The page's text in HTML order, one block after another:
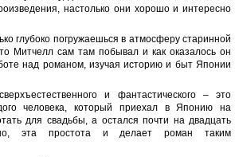
настолько они хорошо и интересно
глубоко погружаешься в атмосферу старинной
Митчелл сам там побывал и как оказалось он
над романом, изучая историю и быт Японии
и фантастического – это
человека, который приехал в Японию на
для свадьбы, а остался почти на двадцать
эта простота и делает роман таким